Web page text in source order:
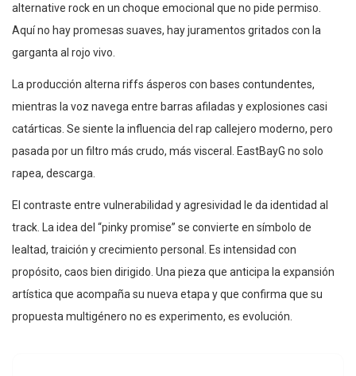
alternative rock en un choque emocional que no pide permiso.
Aquí no hay promesas suaves, hay juramentos gritados con la
garganta al rojo vivo.
La producción alterna riffs ásperos con bases contundentes,
mientras la voz navega entre barras afiladas y explosiones casi
catárticas. Se siente la influencia del rap callejero moderno, pero
pasada por un filtro más crudo, más visceral. EastBayG no solo
rapea, descarga.
El contraste entre vulnerabilidad y agresividad le da identidad al
track. La idea del “pinky promise” se convierte en símbolo de
lealtad, traición y crecimiento personal. Es intensidad con
propósito, caos bien dirigido. Una pieza que anticipa la expansión
artística que acompaña su nueva etapa y que confirma que su
propuesta multigénero no es experimento, es evolución.